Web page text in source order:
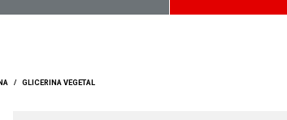
/ GLICERINA VEGETAL